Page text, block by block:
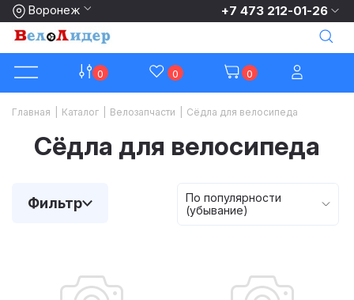
Воронеж +7 473 212-01-26
0 0 0
Главная Каталог Велозапчасти Сёдла для велосипеда
Сёдла для велосипеда
Фильтр
По популярности
(убывание)